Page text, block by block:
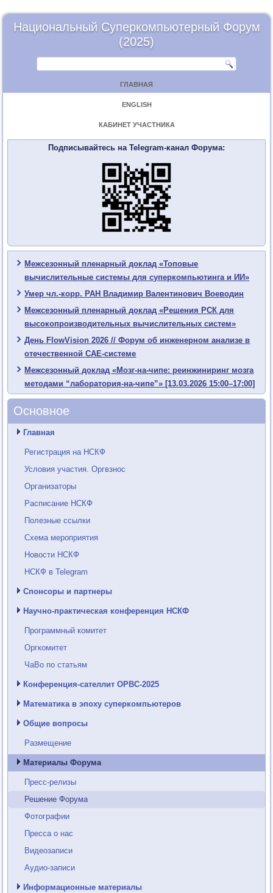
Национальный Суперкомпьютерный Форум
(2025)
ГЛАВНАЯ
ENGLISH
КАБИНЕТ УЧАСТНИКА
Подписывайтесь на Telegram-канал Форума:
Межсезонный пленарный доклад «Топовые
вычислительные системы для суперкомпьютинга и ИИ»
Умер чл.-корр. РАН Владимир Валентинович Воеводин
Межсезонный пленарный доклад «Решения РСК для
высокопроизводительных вычислительных систем»
День FlowVision 2026 // Форум об инженерном анализе в
отечественной CAE-системе
Межсезонный доклад «Мозг-на-чипе: реинжиниринг мозга
методами “лаборатория-на-чипе”» [13.03.2026 15:00–17:00]
Основное
Главная
Регистрация на НСКФ
Условия участия. Оргвзнос
Организаторы
Расписание НСКФ
Полезные ссылки
Схема мероприятия
Новости НСКФ
НСКФ в Telegram
Спонсоры и партнеры
Научно-практическая конференция НСКФ
Программный комитет
Оргкомитет
ЧаВо по статьям
Конференция-сателлит ОРВС-2025
Математика в эпоху суперкомпьютеров
Общие вопросы
Размещение
Материалы Форума
Пресс-релизы
Решение Форума
Фотографии
Пресса о нас
Видеозаписи
Аудио-записи
Информационные материалы